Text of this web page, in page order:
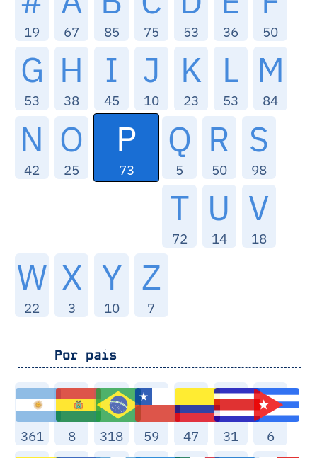
19 67 85 75 53 36 50
G
53
H
38
I
45
J
10
K
23
L
53
M
84
N
42
O
25
P
73
Q
5
R
50
S
98
T
72
U
14
V
18
W
22
X
3
Y
10
Z
7
Por pais
361 8 318 59 47 31 6